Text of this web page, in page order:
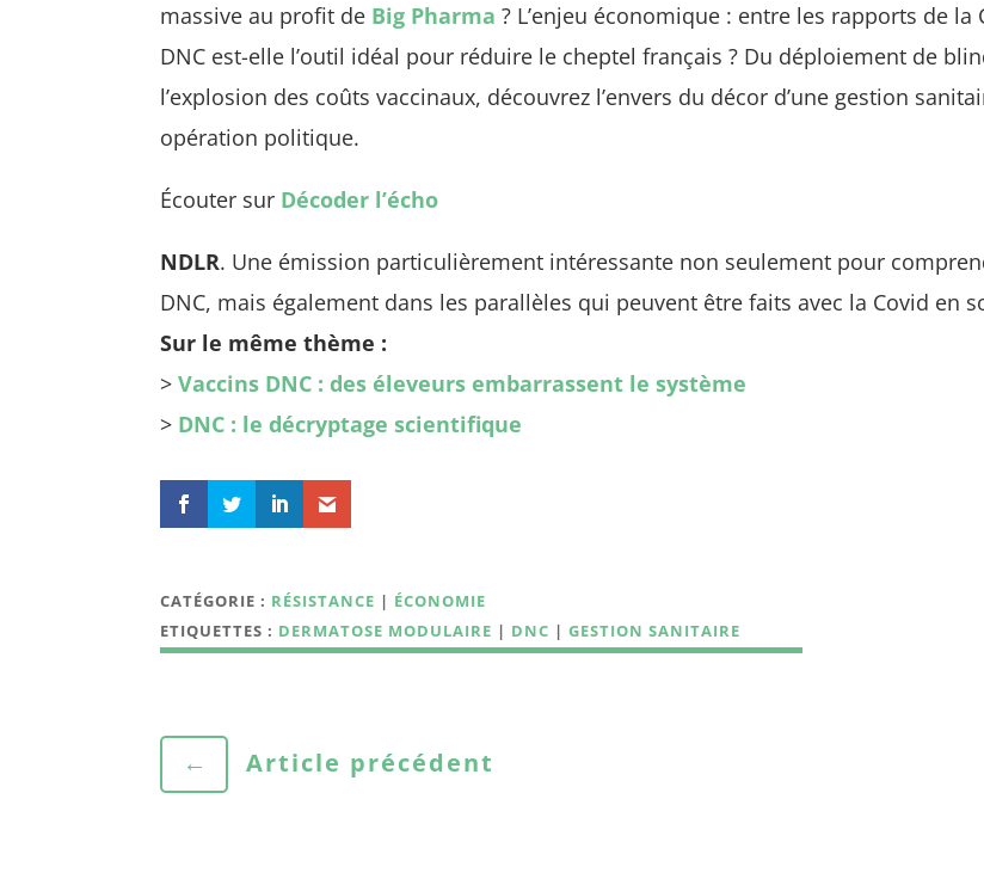
massive au profit de Big Pharma ? L’enjeu économique : entre les rapports de
DNC est-elle l’outil idéal pour réduire le cheptel français ? Du déploiement de
l’explosion des coûts vaccinaux, découvrez l’envers du décor d’une gestion
opération politique.
Écouter sur Décoder l’écho
NDLR. Une émission particulièrement intéressante non seulement pour
DNC, mais également dans les parallèles qui peuvent être faits avec la Covid en
Sur le même thème :
>Vaccins DNC : des éleveurs embarrassent le système
> DNC : le décryptage scientifique
CATÉGORIE : RÉSISTANCE | ÉCONOMIE
ETIQUETTES : DERMATOSE MODULAIRE | DNC |GESTION SANITAIRE
← Article précédent